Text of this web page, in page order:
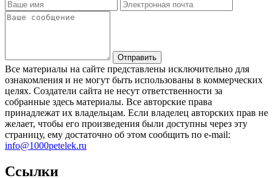
Все материалы на сайте представлены исключительно для
ознакомления и не могут быть использованы в коммерческих
целях. Создатели сайта не несут ответственности за
собранные здесь материалы. Все авторские права
принадлежат их владельцам. Если владелец авторских прав не
желает, чтобы его произведения были доступны через эту
страницу, ему достаточно об этом сообщить по e-mail:
info@1000petelek.ru
Ссылки